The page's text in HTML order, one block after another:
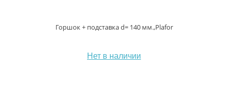
Горшок + подставка d= 140 мм.,Plafor
Нет в наличии